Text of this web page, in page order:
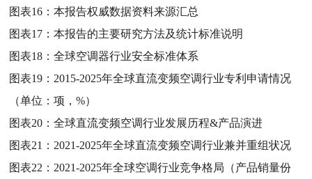
图表16：本报告权威数据资料来源汇总
图表17：本报告的主要研究方法及统计标准说明
图表18：全球空调器行业安全标准体系
图表19： 2015-2025年全球直流变频空调行业专利申请情况
（单位：项，%）
图表20：全球直流变频空调行业发展历程&产品演进
图表21： 2021-2025年全球直流变频空调行业兼并重组状况
图表22： 2021-2025年全球空调行业竞争格局（产品销量份